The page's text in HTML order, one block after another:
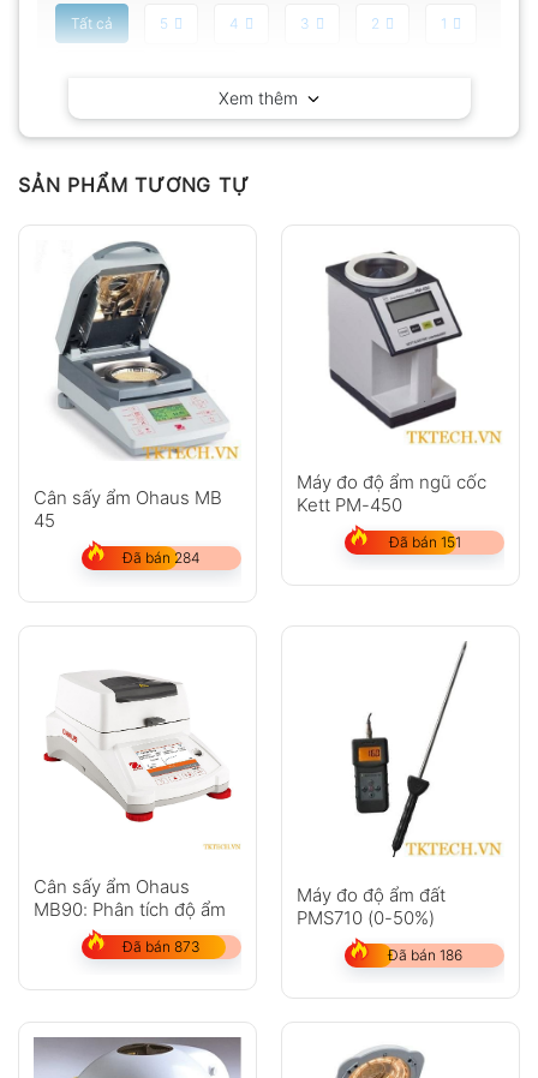
Tất cả 5 4 3 2 1
Chưa có đánh giá nào.
Anh Chị
Xem thêm
SẢN PHẨM TƯƠNG TỰ
Cân sấy ẩm Ohaus MB
45
Đã bán 284
Máy đo độ ẩm ngũ cốc
Kett PM-450
Đã bán 151
Cân sấy ẩm Ohaus
MB90: Phân tích độ ẩm
Đã bán 873
Máy đo độ ẩm đất
PMS710 (0-50%)
Đã bán 186